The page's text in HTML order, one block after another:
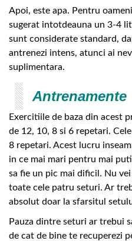
Apoi, este apa. Pentru
sugerat intotdeauna un 3-4
sunt considerate standard,
antrenezi intens, atunci ai
suplimentara.
Antrenamente
Exercitiile de baza din acest
de 12, 10, 8 si 6 repetari.
8 repetari. Acest lucru
in ce mai mari pentru mai
sa fie un pic mai dificil. Nu
toate cele patru seturi. Ar
absolut doar la sfarsitul
Pauza dintre seturi ar trebui
de cat de bine te recuperezi